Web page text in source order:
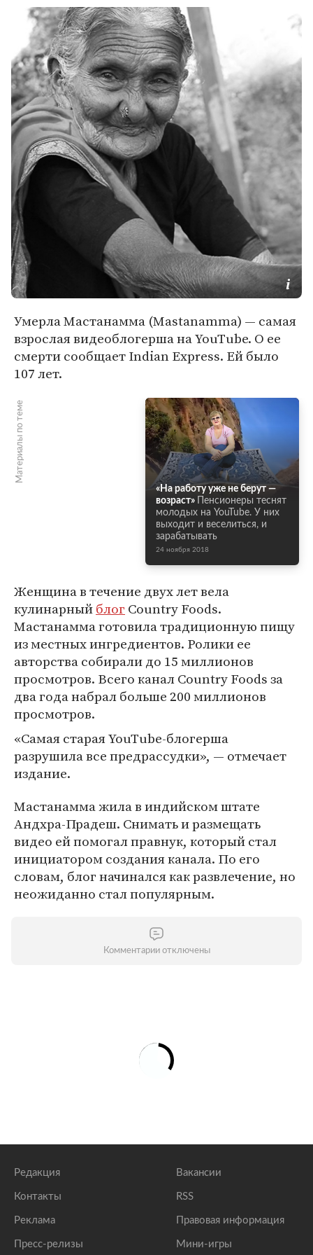
Умерла Мастанамма (Mastanamma) — самая
взрослая видеоблогерша на YouTube. О ее
смерти сообщает Indian Express. Ей было
107 лет.
Материалы по теме
«На работу уже не берут —
возраст»
Пенсионеры теснят
молодых на YouTube. У них
выходит и веселиться, и
зарабатывать
24 ноября 2018
Женщина в течение двух лет вела
кулинарныйблог Country Foods.
Мастанамма готовила традиционную пищу
из местных ингредиентов. Ролики ее
авторства собирали до 15 миллионов
просмотров. Всего канал Country Foods за
два года набрал больше 200 миллионов
просмотров.
«Самая старая YouTube-блогерша
разрушила все предрассудки», — отмечает
издание.
Мастанамма жила в индийском штате
Андхра-Прадеш. Снимать и размещать
видео ей помогал правнук, который стал
инициатором создания канала. По его
словам, блог начинался как развлечение, но
неожиданно стал популярным.
Комментарии отключены
Редакция
Контакты
Реклама
Пресс-релизы
Вакансии
RSS
Правовая информация
Мини-игры